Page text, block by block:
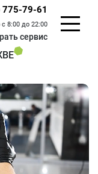
775-79-61
8:00 до 22:00
сервис